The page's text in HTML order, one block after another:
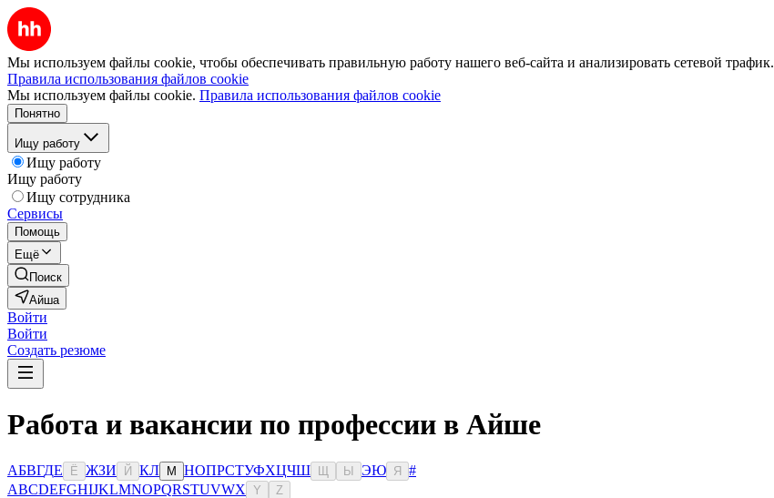
Мы используем файлы cookie, чтобы обеспечивать правильную работу нашего веб-сайта и анализировать сетевой трафик.
Правила использования файлов cookie
Мы используем файлы cookie. Правила использования файлов cookie
Понятно
Ищу работу
Ищу работу
Ищу работу
Ищу сотрудника
Сервисы
Помощь
Ещё
Поиск
Айша
Войти
Войти
Создать резюме
Работа и вакансии по профессии в Айше
АБВГДЕ Ё ЖЗИ Й КЛ М НОПРСТУФХЦЧШ Ы ЭЮ Я
#
ABCDEFGHIJKLMNOPQRSTUVWX Y Z